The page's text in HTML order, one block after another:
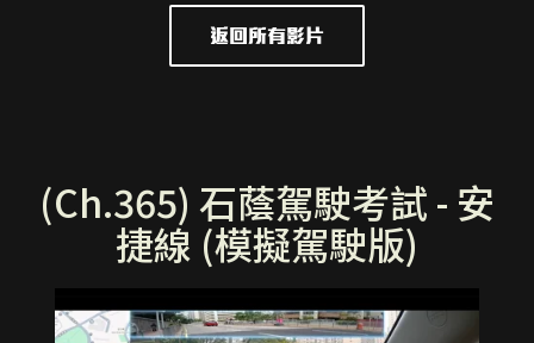
返回所有影片
(Ch.365) 石蔭駕駛考試 - 安
捷線 (模擬駕駛版)